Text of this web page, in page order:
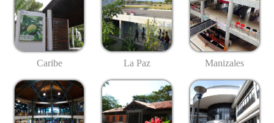
Caribe La Paz Manizales